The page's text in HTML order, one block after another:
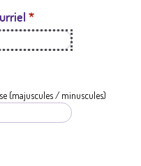
*
(majuscules / minuscules)